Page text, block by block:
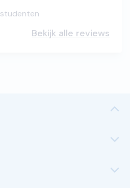
studenten
Bekijk alle reviews